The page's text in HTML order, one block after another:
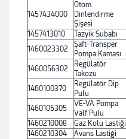
1457434000
Otom.
Dinlendirme
Şişesi
1457413010 Tazyik Subabı
1460023302
Şaft-Transper
Pompa Kaması
1460056302
Regülatör
Takozu
1460100370
Regülatör Dip
Pulu
1460105305
VE-VA Pompa
Valf Pulu
1460210008
Gaz Kolu Lastiği
1460210304
Avans Lastiği